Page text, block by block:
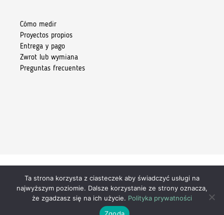
Cómo medir
Proyectos propios
Entrega y pago
Zwrot lub wymiana
Preguntas frecuentes
Copyright 2026 © Kiore Tomasz Skoczylas
349,00 zł
Ta strona korzysta z ciasteczek aby świadczyć usługi na
najwyższym poziomie. Dalsze korzystanie ze strony oznacza,
że zgadzasz się na ich użycie. Polityka prywatności
Zgoda